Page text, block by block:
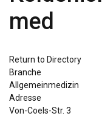
med
Return to Directory
Branche
Allgemeinmedizin
Adresse
Von-Coels-Str. 3